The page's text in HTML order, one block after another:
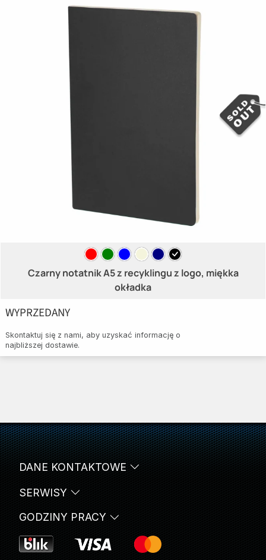
Czarny notatnik A5 z recyklingu z logo, miękka
okładka
WYPRZEDANY
Skontaktuj się z nami, aby uzyskać informację o
najbliższej dostawie.
SERWISY
DANE KONTAKTOWE
GODZINY PRACY